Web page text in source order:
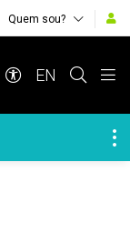
Quem sou?
EN